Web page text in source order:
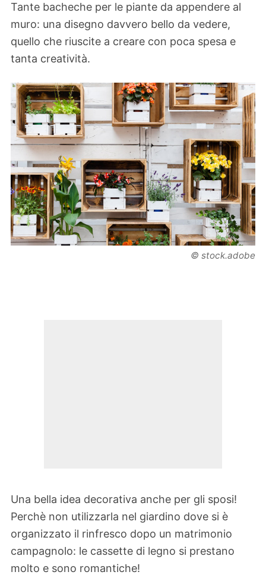
Tante bacheche per le piante da appendere al
muro: una disegno davvero bello da vedere,
quello che riuscite a creare con poca spesa e
tanta creatività.
© stock.adobe
Una bella idea decorativa anche per gli sposi!
Perchè non utilizzarla nel giardino dove si è
organizzato il rinfresco dopo un matrimonio
campagnolo: le cassette di legno si prestano
molto e sono romantiche!